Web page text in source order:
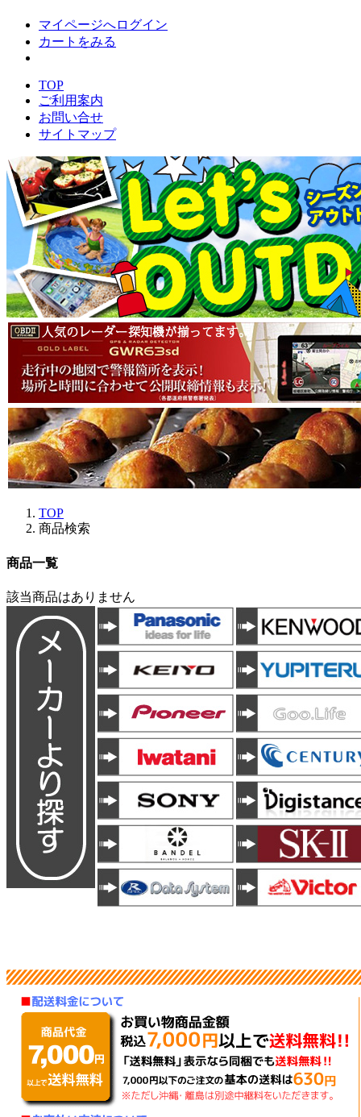
マイページへログイン
カートをみる
TOP
ご利用案内
お問い合せ
サイトマップ
TOP
商品検索
商品一覧
該当商品はありません